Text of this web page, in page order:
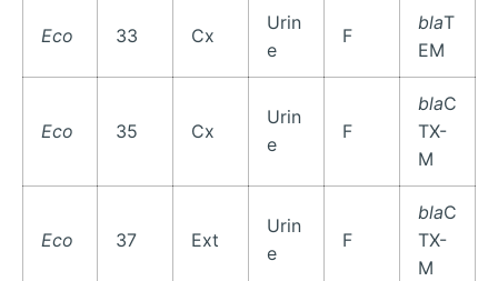
Eco 33 Cx
Urin
e
F
blaT
EM
Eco 35 Cx
Urin
e
F
blaC
TX-
M
Eco 37 Ext
Urin
e
F
blaC
TX-
M